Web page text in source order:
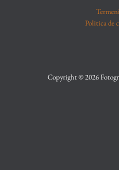
Politica de
Copyright © 2026